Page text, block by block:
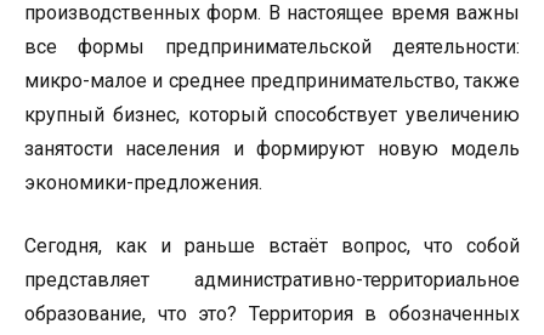
производственных форм. В настоящее время важны
все формы предпринимательской деятельности:
микро-малое и среднее предпринимательство, также
крупный бизнес, который способствует увеличению
занятости населения и формируют новую модель
экономики-предложения.
Сегодня, как и раньше встаёт вопрос, что собой
представляет административно-территориальное
образование, что это? Территория в обозначенных